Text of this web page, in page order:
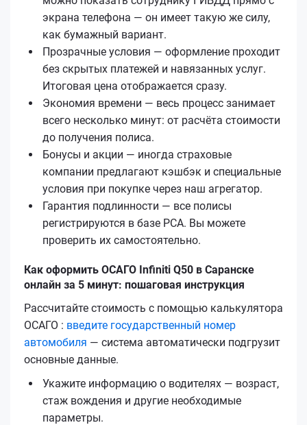
экрана телефона — он имеет такую же силу,
как бумажный вариант.
Прозрачные условия — оформление проходит
без скрытых платежей и навязанных услуг.
Итоговая цена отображается сразу.
Экономия времени — весь процесс занимает
всего несколько минут: от расчёта стоимости
до получения полиса.
Бонусы и акции — иногда страховые
компании предлагают кэшбэк и специальные
условия при покупке через наш агрегатор.
Гарантия подлинности — все полисы
регистрируются в базе РСА. Вы можете
проверить их самостоятельно.
Как оформить ОСАГО Infiniti Q50 в Саранске
онлайн за 5 минут: пошаговая инструкция
Рассчитайте стоимость с помощью калькулятора
ОСАГО : введите государственный номер
автомобиля — система автоматически подгрузит
основные данные.
Укажите информацию о водителях — возраст,
стаж вождения и другие необходимые
параметры.